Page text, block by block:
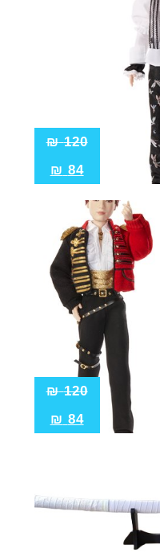
120
₪
84
₪
120
₪
84
₪